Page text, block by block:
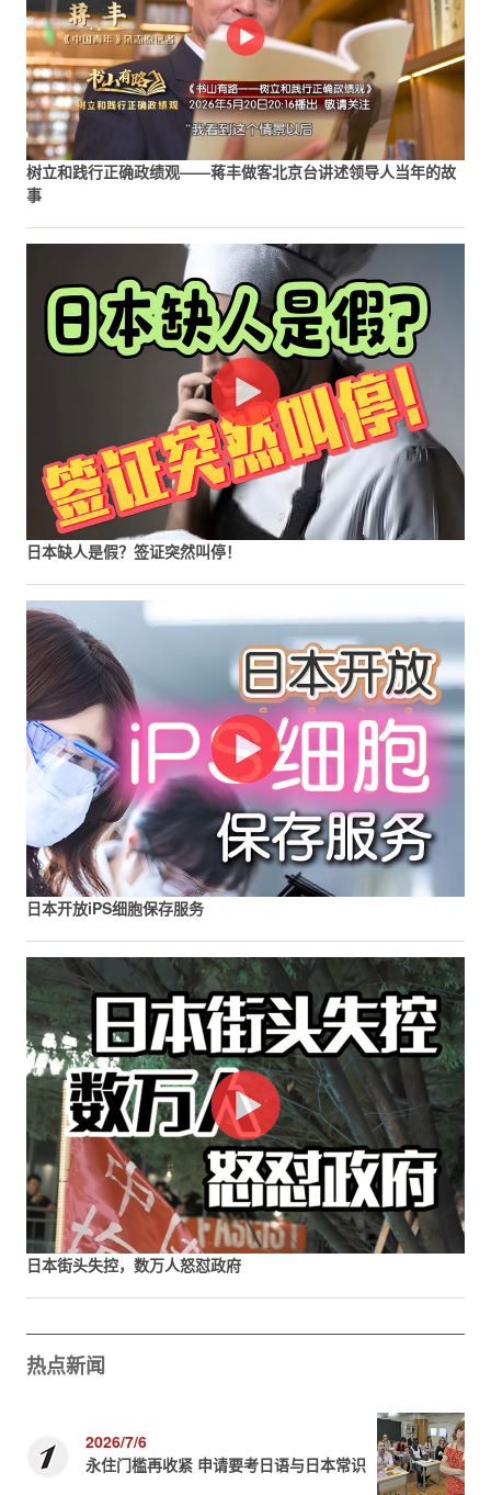
树立和践行正确政绩观——蒋丰做客北京台讲述领导人当年的故
事
日本缺人是假？签证突然叫停！
日本开放iPS细胞保存服务
日本街头失控，数万人怒怼政府
热点新闻
2026/7/6
永住门槛再收紧 申请要考日语与日本常识